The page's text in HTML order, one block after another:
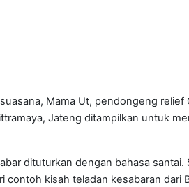
Mama Ut, pendongeng
Jateng ditampilkan untuk
dituturkan dengan bahasa
kisah teladan kesabaran dari